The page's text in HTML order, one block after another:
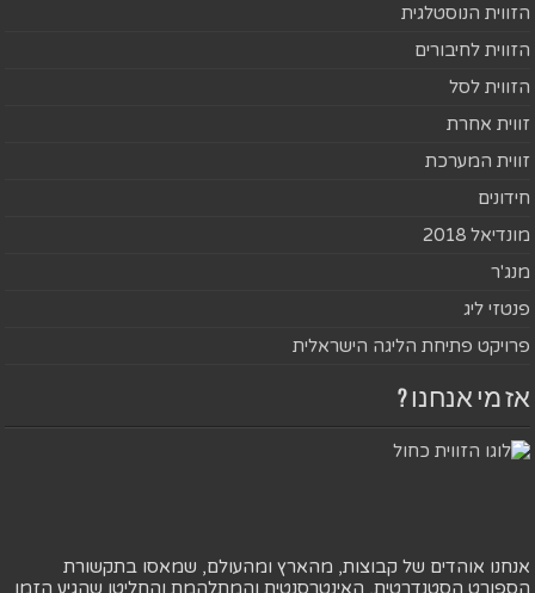
הזווית הנוסטלגית
הזווית לחיבורים
הזווית לסל
זווית אחרת
זווית המערכת
חידונים
מונדיאל 2018
מנג'ר
פנטזי ליג
פרויקט פתיחת הליגה הישראלית
אז מי אנחנו ?
אנחנו אוהדים של קבוצות, מהארץ ומהעולם, שמאסו בתקשורת
הספורט הסטנדרטית, האינטרסנטית והמתלהמת והחליטו שהגיע הזמן